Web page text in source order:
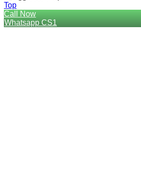
Top
Call Now
Whatsapp CS1